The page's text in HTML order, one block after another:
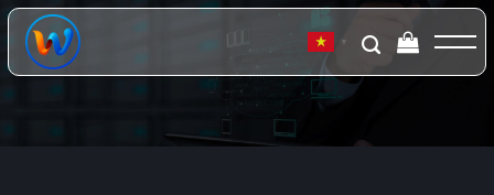
Chuyển
đến
dung
▼